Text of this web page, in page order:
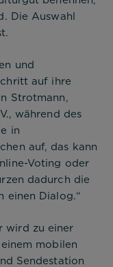
Die Auswahl
und
auf ihre
Strotmann,
während des
in
auf, das kann
Voting oder
dadurch die
einen Dialog.“
wird zu einer
mobilen
Sendestation